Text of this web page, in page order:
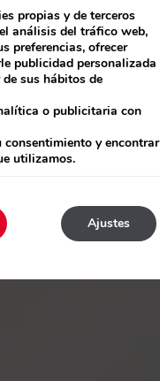
propias y de terceros
análisis del tráfico web,
preferencias, ofrecer
publicidad personalizada
sus hábitos de
o publicitaria con
y encontrar
utilizamos.
Ajustes